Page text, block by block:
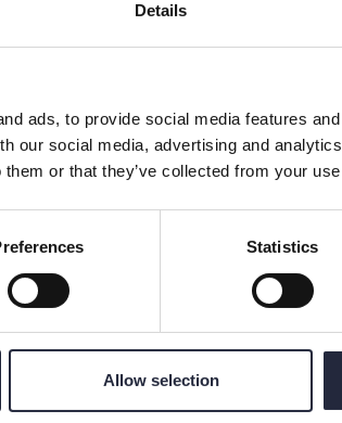
Details
ads, to provide social media features
our social media, advertising and
or that they’ve collected from your
Statistics
Allow selection
avslappning till sina medmänniskor.